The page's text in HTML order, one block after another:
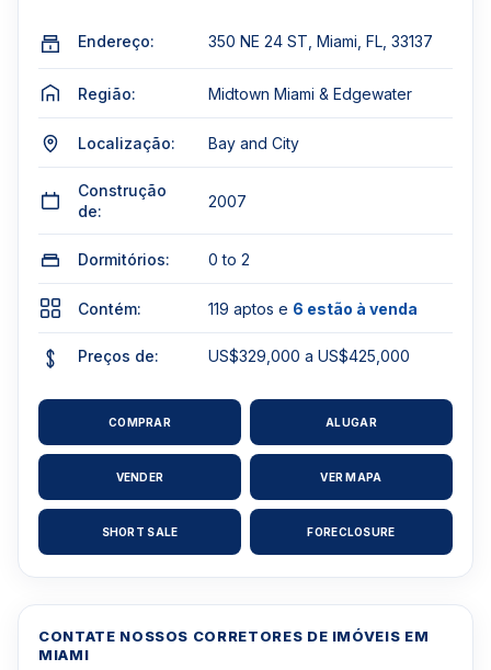
Endereço: 350 NE 24 ST, Miami, FL, 33137
Região: Midtown Miami & Edgewater
Localização: Bay and City
Construção
de:
2007
Dormitórios: 0 to 2
Contém: 119 aptos e 6 estão à venda
Preços de: US$329,000 a US$425,000
COMPRAR ALUGAR
VENDER VER MAPA
SHORT SALE FORECLOSURE
CONTATE NOSSOS CORRETORES DE IMÓVEIS EM
MIAMI